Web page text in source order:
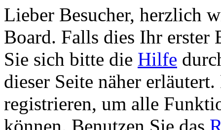
Lieber Besucher, herzlich
Board. Falls dies Ihr erster
Sie sich bitte die Hilfe
dieser Seite näher
registrieren, um alle
können. Benutzen Sie das